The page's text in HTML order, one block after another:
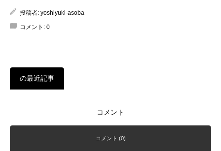
投稿者: yoshiyuki-asoba
コメント: 0
の最近記事
コメント
コメント (0)